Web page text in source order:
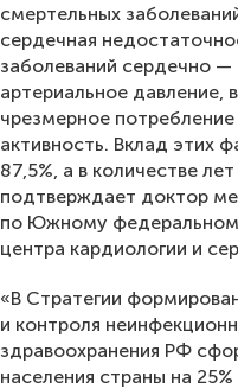
смертельных
сердечная
заболеваний сердечно
артериальное давление,
чрезмерное
активность. Вклад этих
87,5%, а в количестве
подтверждает доктор
по Южному
центра кардиологии и
«В Стратегии
и контроля
здравоохранения РФ
населения страны на